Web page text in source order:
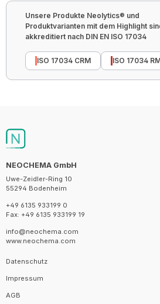
Unsere Produkte Neolytics® und
Produktvarianten mit dem Highlight
akkreditiert nach DIN EN ISO 17034
ISO 17034 CRM ISO 17034
NEOCHEMA GmbH
Uwe-Zeidler-Ring 10
55294 Bodenheim
+49 6135 933199 0
Fax: +49 6135 933199 19
info@neochema.com
www.neochema.com
Datenschutz
Impressum
AGB